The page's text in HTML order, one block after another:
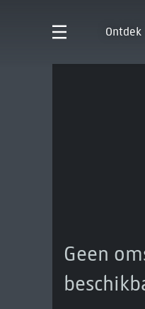
Ontdek
Geen